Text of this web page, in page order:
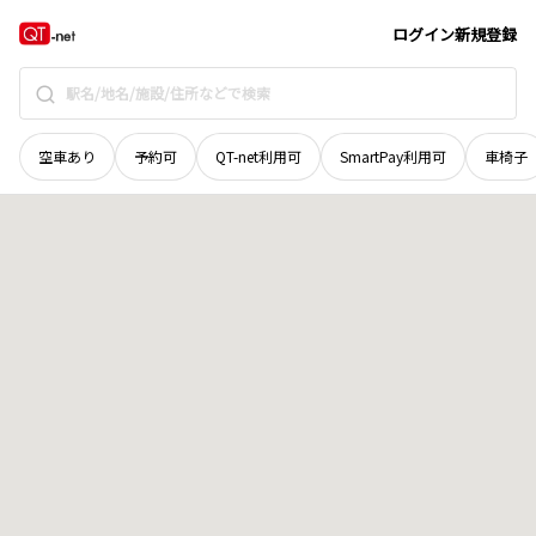
ログイン新規登録
空車あり 予約可 QT-net利用可 SmartPay利用可 車椅子
滋賀県